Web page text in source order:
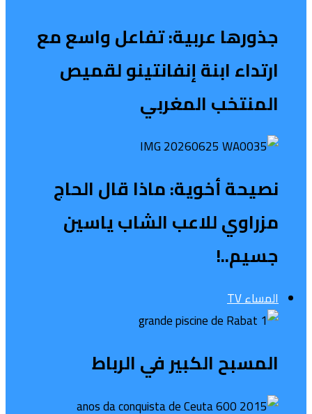
جذورها عربية: تفاعل واسع مع
ارتداء ابنة إنفانتينو لقميص
المنتخب المغربي
نصيحة أخوية: ماذا قال الحاج
مزراوي للاعب الشاب ياسين
جسيم..!
المساء TV
المسبح الكبير في الرباط